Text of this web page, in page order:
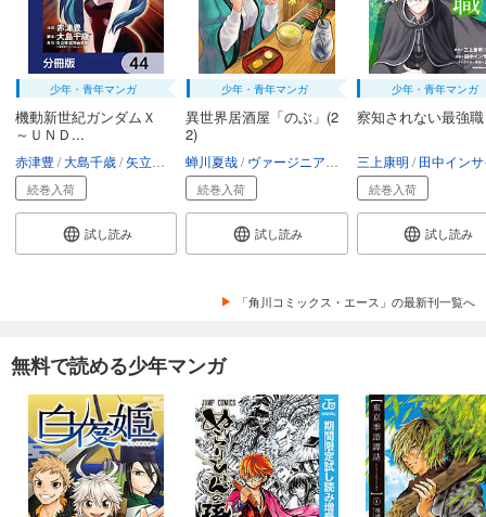
少年・青年マンガ
機動新世紀ガンダムＸ
～ＵＮＤ...
赤津豊 大島千歳 矢立肇・富野由悠季
続巻入荷
試し読み
少年・青年マンガ
異世界居酒屋「のぶ」(2
2)
蝉川夏哉 ヴァージニア二等兵 転
続巻入荷
試し読み
少年・青年マンガ
察知されない最強
三上康明 田中インサイ
続巻入荷
試し読み
「角川コミックス・エース」の最新刊一覧へ
無料で読める少年マンガ